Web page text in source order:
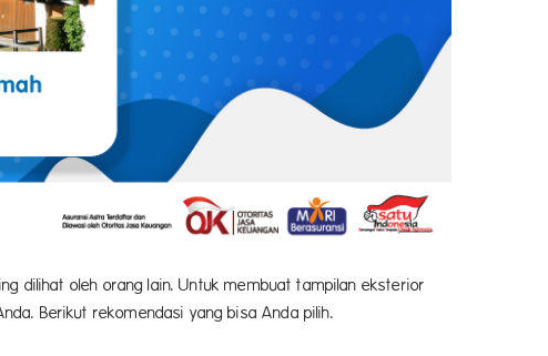
dilihat oleh orang lain. Untuk membuat tampilan eksterior
Berikut rekomendasi yang bisa Anda pilih.